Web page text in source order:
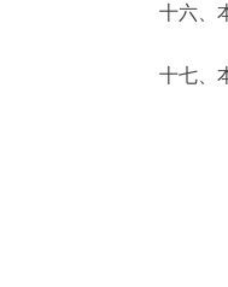
十六、本
十七、本